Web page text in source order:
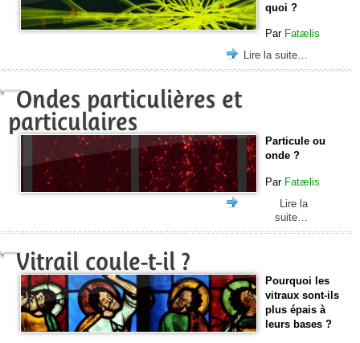
quoi ?
Par Fatælis
Lire la suite…
Ondes particulières et
particulaires
Particule ou
onde ?
Par Fatælis
Lire la
suite…
Vitrail coule-t-il ?
Pourquoi les
vitraux sont-ils
plus épais à
leurs bases ?